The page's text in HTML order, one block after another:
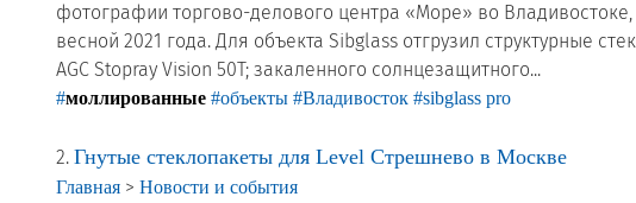
фотографии торгово-делового центра «Море» во
весной 2021 года. Для объекта Sibglass отгрузил структурные
AGC Stopray Vision 50T; закаленного солнцезащитного...
#моллированные #объекты #Владивосток #sibglass pro
2. Гнутые стеклопакеты для Level Стрешнево в Москве
Главная > Новости и события